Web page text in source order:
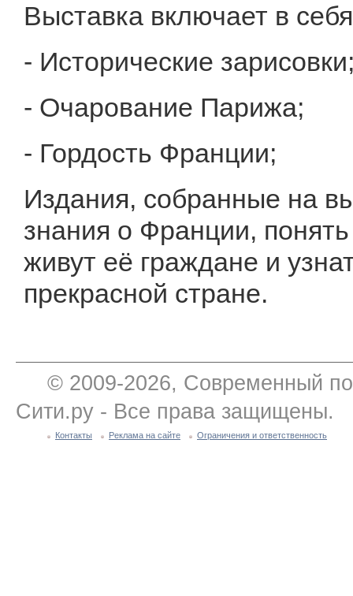
Выставка включает в
- Исторические
- Очарование Парижа;
- Гордость Франции;
Издания, собранные на
знания о Франции,
живут её граждане и
прекрасной стране.
© 2009-2026, Современный
Сити.ру - Все права защищены.
Контакты Реклама на сайте Ограничения и ответственность